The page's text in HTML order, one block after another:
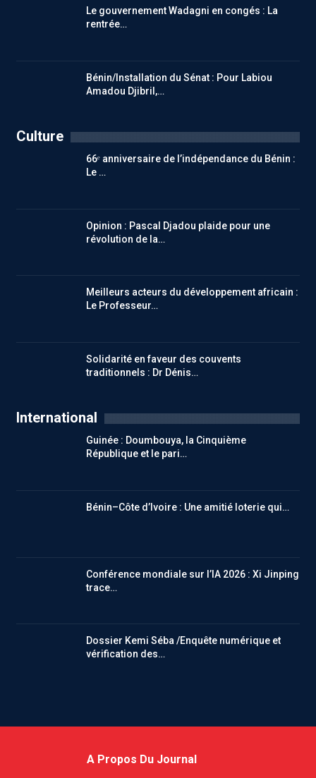
Le gouvernement Wadagni en congés : La
rentrée…
Bénin/Installation du Sénat : Pour Labiou
Amadou Djibril,…
Culture
66ᵉ anniversaire de l’indépendance du Bénin :
Le …
Opinion : Pascal Djadou plaide pour une
révolution de la…
Meilleurs acteurs du développement africain :
Le Professeur…
Solidarité en faveur des couvents
traditionnels : Dr Dénis…
International
Guinée : Doumbouya, la Cinquième
République et le pari…
Bénin–Côte d’Ivoire : Une amitié loterie qui…
Conférence mondiale sur l’IA 2026 : Xi Jinping
trace…
Dossier Kemi Séba /Enquête numérique et
vérification des…
A Propos Du Journal